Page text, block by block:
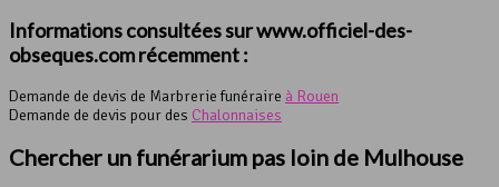
Informations consultées sur www.officiel-des-
obseques.com récemment :
Demande de devis de Marbrerie funéraire à Rouen
Demande de devis pour des Chalonnaises
Chercher un funérarium pas loin de Mulhouse